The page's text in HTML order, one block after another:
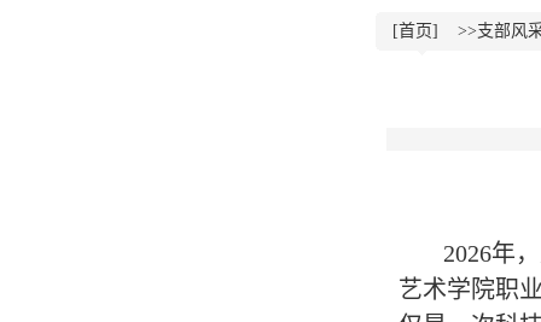
[首页] >>支部风
2026年
艺术学院职